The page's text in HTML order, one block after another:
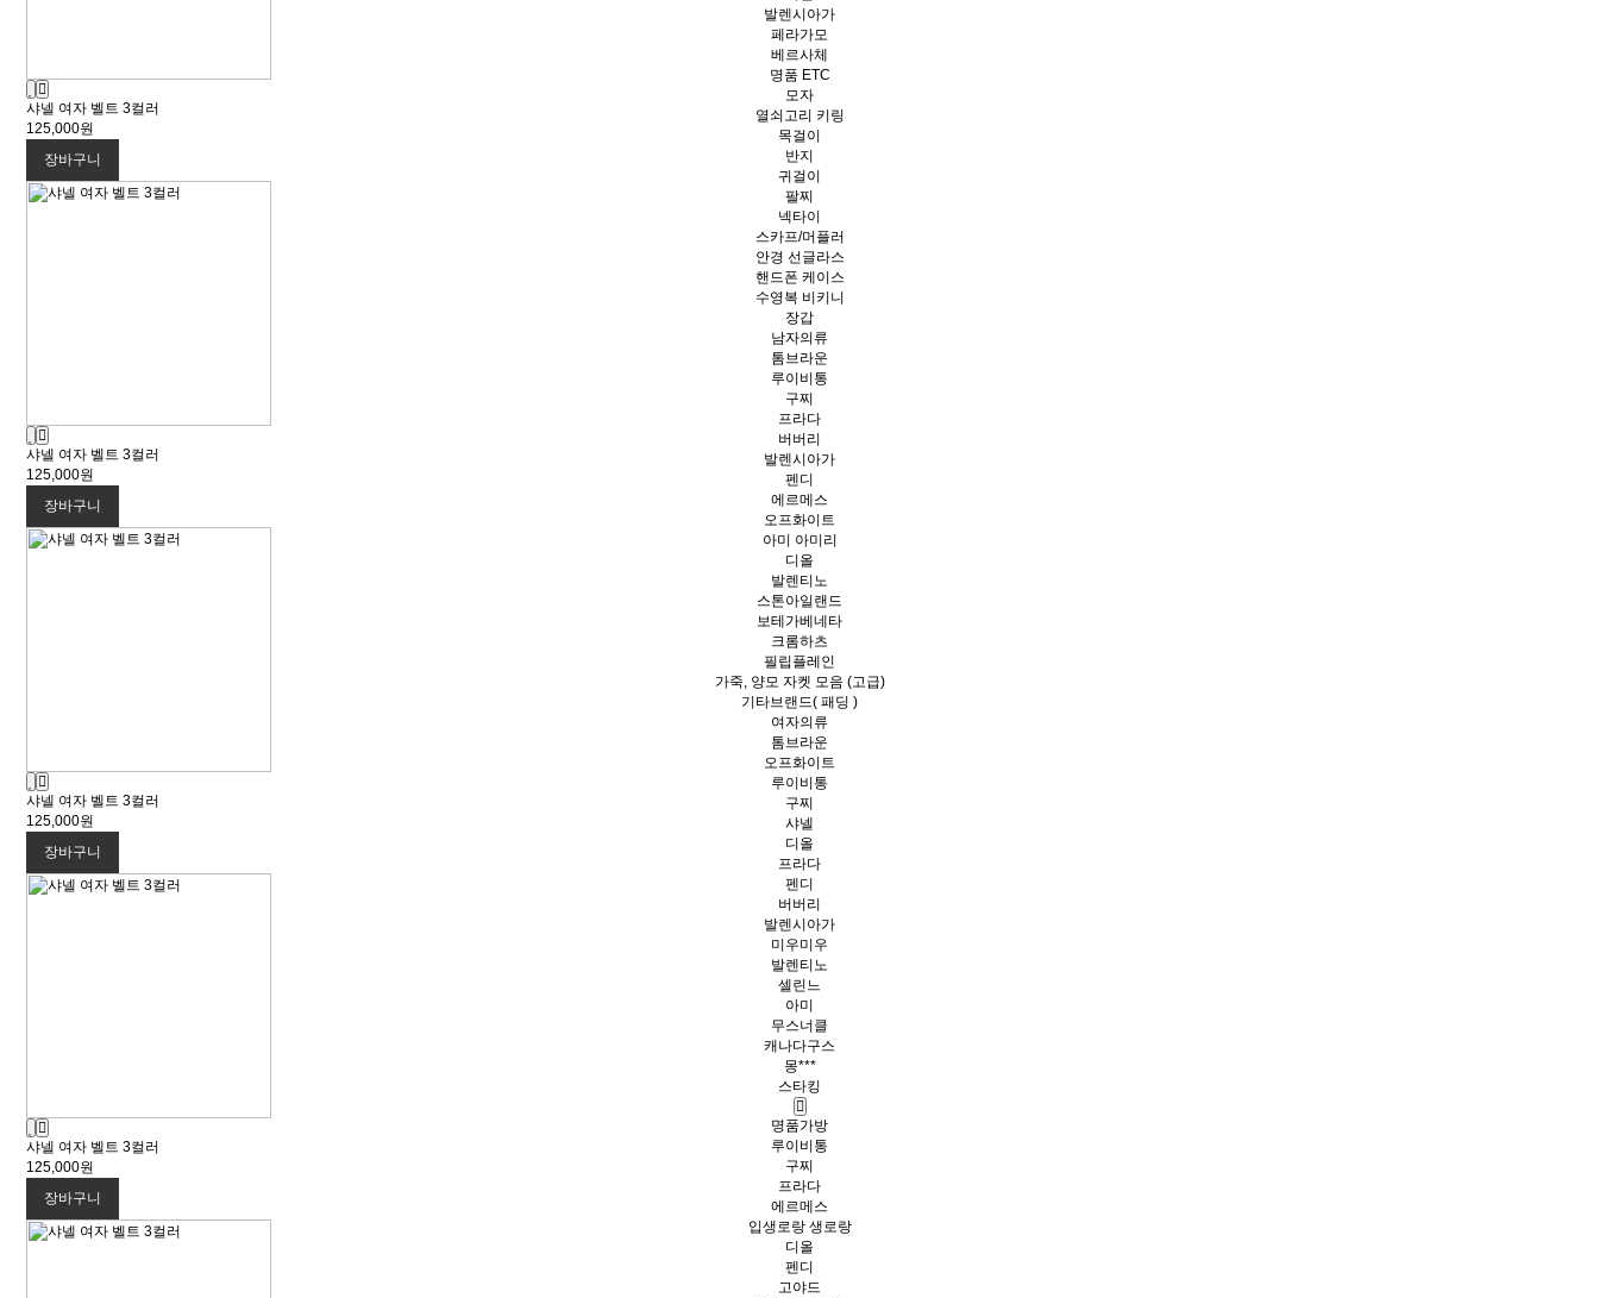
발렌시아가
페라가모
베르사체
명품 ETC
모자
열쇠고리 키링
목걸이
반지
귀걸이
팔찌
넥타이
스카프/머플러
안경 선글라스
핸드폰 케이스
수영복 비키니
장갑
남자의류
톰브라운
루이비통
구찌
프라다
버버리
발렌시아가
펜디
에르메스
오프화이트
아미 아미리
디올
발렌티노
스톤아일랜드
보테가베네타
크롬하츠
필립플레인
가죽, 양모 자켓 모음 (고급)
기타브랜드( 패딩 )
여자의류
톰브라운
오프화이트
루이비통
구찌
샤넬
디올
프라다
펜디
버버리
발렌시아가
미우미우
발렌티노
셀린느
아미
무스너클
캐나다구스
몽***
스타킹
명품가방
루이비통
구찌
프라다
에르메스
입생로랑 생로랑
디올
펜디
고야드
샤넬 여자 벨트 3컬러
125,000원
장바구니
샤넬 여자 벨트 3컬러
125,000원
장바구니
샤넬 여자 벨트 3컬러
125,000원
장바구니
샤넬 여자 벨트 3컬러
125,000원
장바구니